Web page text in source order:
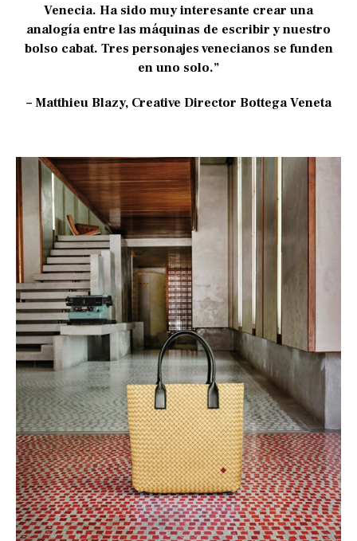
Venecia. Ha sido muy interesante crear una
analogía entre las máquinas de escribir y nuestro
bolso cabat. Tres personajes venecianos se funden
en uno solo.”
– Matthieu Blazy, Creative Director Bottega Veneta